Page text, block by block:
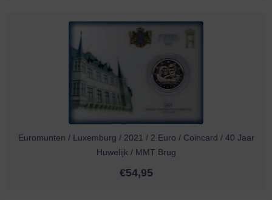
Euromunten / Luxemburg / 2021 / 2 Euro / Coincard / 40 Jaar
Huwelijk / MMT Brug
€54,95